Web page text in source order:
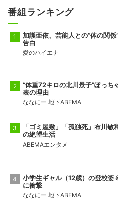
番組ランキング
加護亜依、芸能人との“体の関係
告白
愛のハイエナ
“体重72キロの北川景子”ぽっち
表の理由
ななにー 地下ABEMA
「ゴミ屋敷」「孤独死」布川敏
の絶望生活
ABEMAエンタメ
小学生ギャル（12歳）の登校姿
に衝撃
ななにー 地下ABEMA